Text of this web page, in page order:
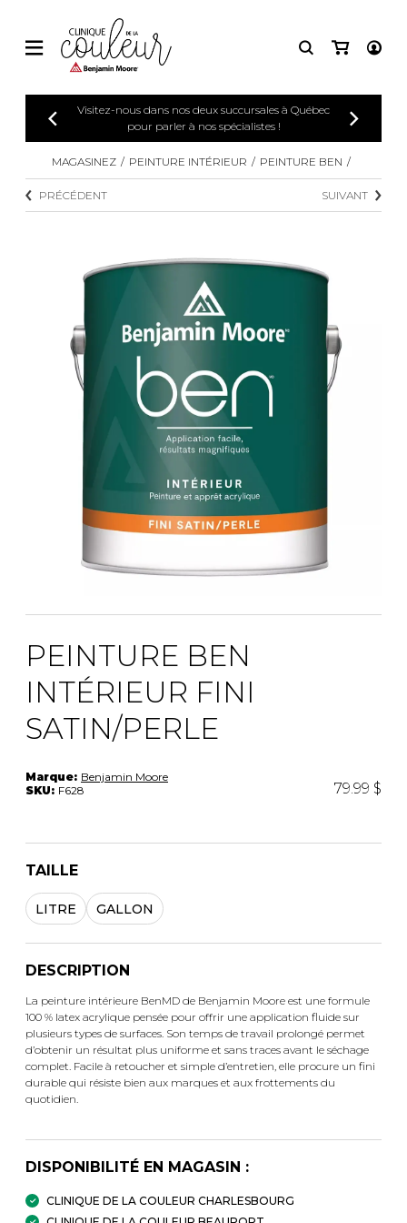
Visitez-nous dans nos deux succursales à Québec
pour parler à nos spécialistes !
MAGASINEZ PEINTURE INTÉRIEUR PEINTURE BEN
PRÉCÉDENT SUIVANT
PEINTURE BEN
INTÉRIEUR FINI
SATIN/PERLE
Marque: Benjamin Moore
SKU: F628 79.99 $
TAILLE
LITRE GALLON
DESCRIPTION
La peinture intérieure BenMD de Benjamin Moore est une formule
100 % latex acrylique pensée pour offrir une application fluide sur
plusieurs types de surfaces. Son temps de travail prolongé permet
d’obtenir un résultat plus uniforme et sans traces avant le séchage
complet. Facile à retoucher et simple d’entretien, elle procure un fini
durable qui résiste bien aux marques et aux frottements du
quotidien.
DISPONIBILITÉ EN MAGASIN :
CLINIQUE DE LA COULEUR CHARLESBOURG